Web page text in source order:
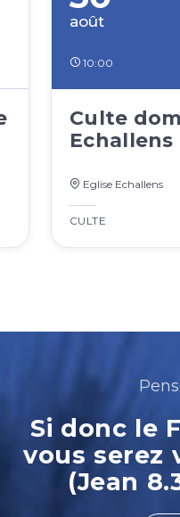
août
10:00
Culte
Echallens
Eglise Echallens
CULTE
Si donc le
vous serez
(Jean